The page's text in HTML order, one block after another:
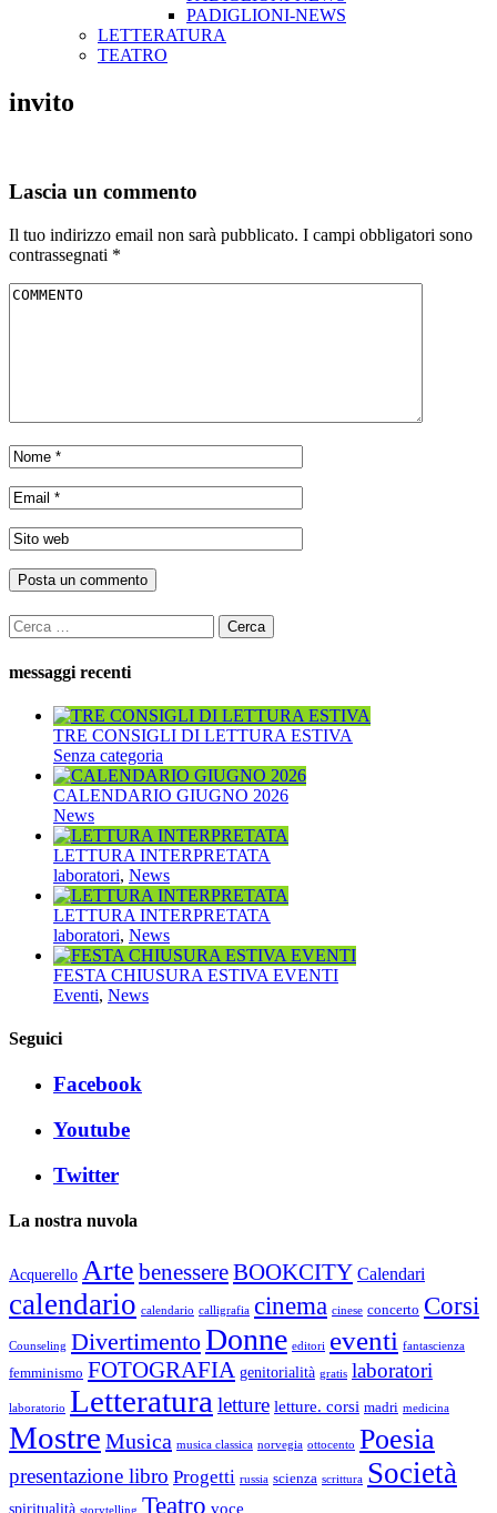
PADIGLIONI-NEWS
LETTERATURA
TEATRO
invito
Lascia un commento
Il tuo indirizzo email non sarà pubblicato. I campi obbligatori sono
contrassegnati *
Ricerca
per:
messaggi recenti
TRE CONSIGLI DI LETTURA ESTIVA
Senza categoria
CALENDARIO GIUGNO 2026
News
LETTURA INTERPRETATA
laboratori, News
LETTURA INTERPRETATA
laboratori, News
FESTA CHIUSURA ESTIVA EVENTI
Eventi, News
Seguici
Facebook
Youtube
Twitter
La nostra nuvola
Acquerello Arte benessereBOOKCITY Calendari
calendario calendario calligrafia cinema cinese concerto Corsi
Counseling DivertimentoDonne editori eventi fantascienza
femminismo FOTOGRAFIA genitorialità gratis laboratori
laboratorio Letteraturaletture letture. corsi madri medicina
Mostre Musica musica classica norvegia ottocento Poesia
presentazione libro Progetti russia scienza scrittura Società
spiritualità Teatro voce